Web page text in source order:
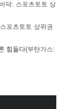
닥: 스포츠토토 상
포츠토토 상위권
힘들다(부탄가스: